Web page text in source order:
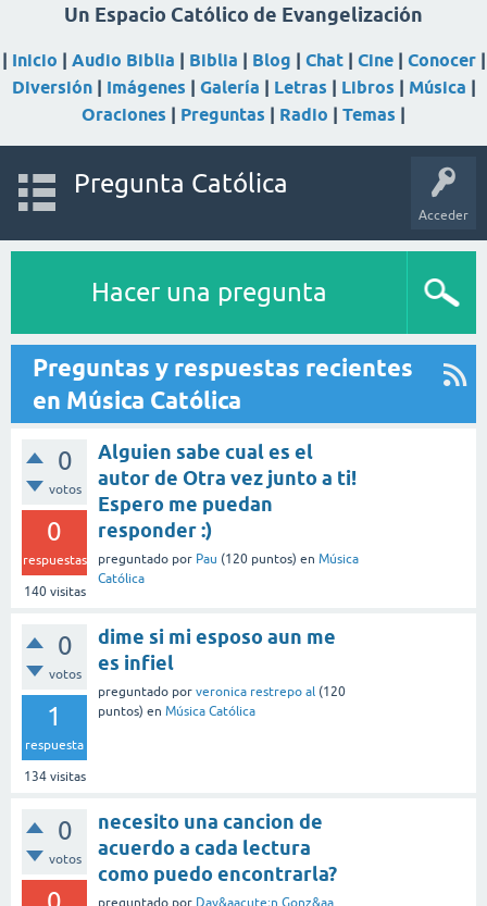
Un Espacio Católico de Evangelización
| Inicio | Audio Biblia | Biblia | Blog | Chat| Cine| Conocer|
Diversión| Imágenes | Galería | Letras | Libros | Música |
Oraciones | Preguntas | Radio | Temas |
Acceder
Pregunta Católica
Hacer una pregunta
Preguntas y respuestas recientes
en Música Católica
0
votos
0
respuestas
140visitas
Alguien sabe cual es el
autor de Otra vez junto a ti!
Espero me puedan
responder :)
preguntado por Pau (120 puntos) en Música
Católica
0
votos
1
respuesta
134visitas
dime si mi esposo aun me
es infiel
preguntado por veronica restrepo al (120
puntos) en Música Católica
0
votos
necesito una cancion de
acuerdo a cada lectura
como puedo encontrarla?
preguntado por Day&aacute;n Gonz&aa